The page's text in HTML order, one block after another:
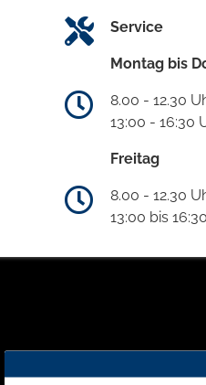
Service
Montag bis
8.00 - 12.30
13:00 - 16:30
Freitag
8.00 - 12.30
13:00 bis